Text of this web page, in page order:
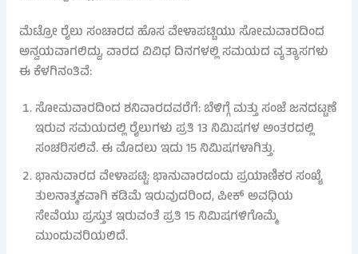
ಮೆಟ್ರೋ ರೈಲು ಸಂಚಾರದ ಹೊಸ ವೇಳಾಪಟ್ಟಿಯು ಸೋಮವಾರದಿಂದ
ಅನ್ವಯವಾಗಲಿದ್ದು, ವಾರದ ವಿವಿಧ ದಿನಗಳಲ್ಲಿ ಸಮಯದ ವ್ಯತ್ಯಾಸಗಳು
ಈ ಕೆಳಗಿನಂತಿವೆ:
ಸೋಮವಾರದಿಂದ ಶನಿವಾರದವರೆಗೆ: ಬೆಳಿಗ್ಗೆ ಮತ್ತು ಸಂಜೆ ಜನದಟ್ಟಣೆ
ಇರುವ ಸಮಯದಲ್ಲಿ ರೈಲುಗಳು ಪ್ರತಿ 13 ನಿಮಿಷಗಳ ಅಂತರದಲ್ಲಿ
ಸಂಚರಿಸಲಿವೆ. ಈ ಮೊದಲು ಇದು 15 ನಿಮಿಷಗಳಾಗಿತ್ತು.
ಭಾನುವಾರದ ವೇಳಾಪಟ್ಟಿ: ಭಾನುವಾರದಂದು ಪ್ರಯಾಣಿಕರ ಸಂಖ್ಯೆ
ತುಲನಾತ್ಮಕವಾಗಿ ಕಡಿಮೆ ಇರುವುದರಿಂದ, ಪೀಕ್ ಅವಧಿಯ
ಸೇವೆಯು ಪ್ರಸ್ತುತ ಇರುವಂತೆ ಪ್ರತಿ 15 ನಿಮಿಷಗಳಿಗೊಮ್ಮೆ
ಮುಂದುವರಿಯಲಿದೆ.